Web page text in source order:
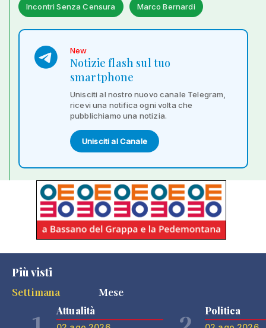
Incontri Senza Censura Marco Bernardi
New
Notizie flash sul tuo
smartphone
Unisciti al nostro nuovo canale Telegram,
ricevi una notifica ogni volta che
pubblichiamo una notizia.
Unisciti al Canale
Più visti
Settimana
Mese
Attualità Politica